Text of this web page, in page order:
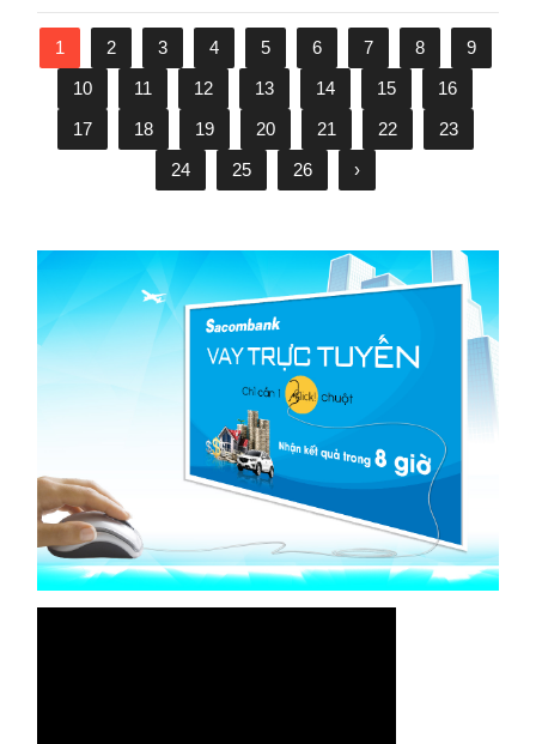
1 2 3 4 5 6 7 8
9
10
11 12 13 14 15
16
17
18 19 20 21 22
23
24
25 26 ›